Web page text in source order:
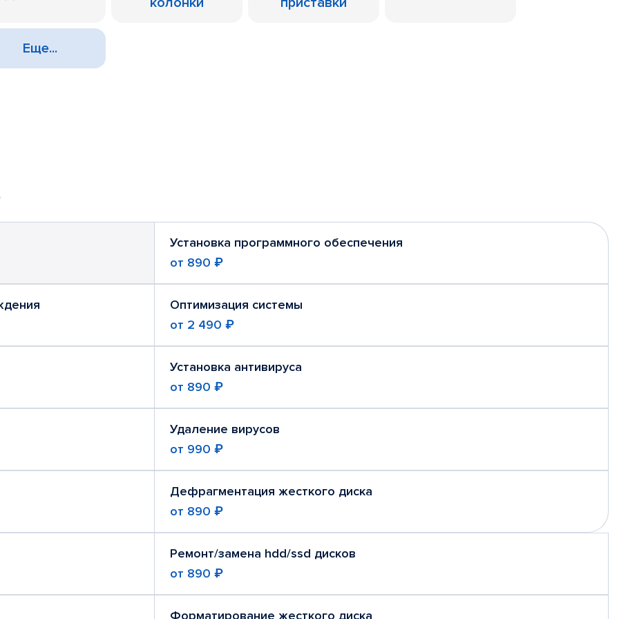
Еще...
Установка программного обеспечения
от 890 ₽
Оптимизация системы
от 2 490 ₽
Установка антивируса
от 890 ₽
Удаление вирусов
от 990 ₽
Дефрагментация жесткого диска
от 890 ₽
Ремонт/замена hdd/ssd дисков
от 890 ₽
Форматирование жесткого диска